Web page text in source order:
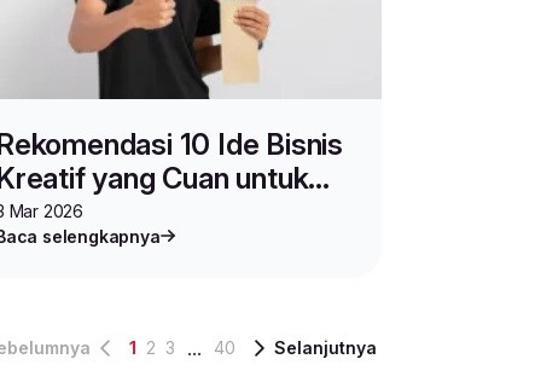
10 Ide Bisnis
yang Cuan untuk
Z
Mar 2026
selengkapnya
1 2 3 ... 40 Selanjutnya